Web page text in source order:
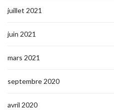
juillet 2021
juin 2021
mars 2021
septembre 2020
avril 2020